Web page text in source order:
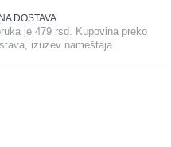
DOSTAVA
je 479 rsd. Kupovina preko
izuzev nameštaja.